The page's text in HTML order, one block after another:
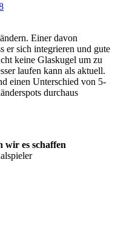
Einer davon
er sich integrieren und gute
keine Glaskugel um zu
laufen kann als aktuell.
einen Unterschied von 5-
durchaus
wir es schaffen